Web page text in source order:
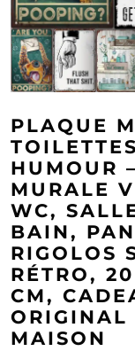
PLAQUE
HUMOUR
MURALE
WC,
BAIN,
RIGOLOS
RÉTRO,
CM,
ORIGINAL
MAISON